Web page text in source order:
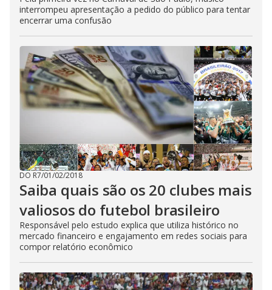
interrompeu apresentação a pedido do público para tentar
encerrar uma confusão
DO R7/01/02/2018
Saiba quais são os 20 clubes mais
valiosos do futebol brasileiro
Responsável pelo estudo explica que utiliza histórico no
mercado financeiro e engajamento em redes sociais para
compor relatório econômico